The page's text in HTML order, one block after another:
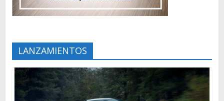
LANZAMIENTOS